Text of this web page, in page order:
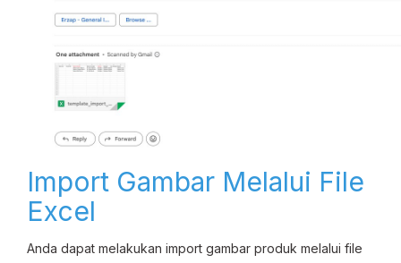
Import Gambar Melalui File
Excel
Anda dapat melakukan import gambar produk melalui file